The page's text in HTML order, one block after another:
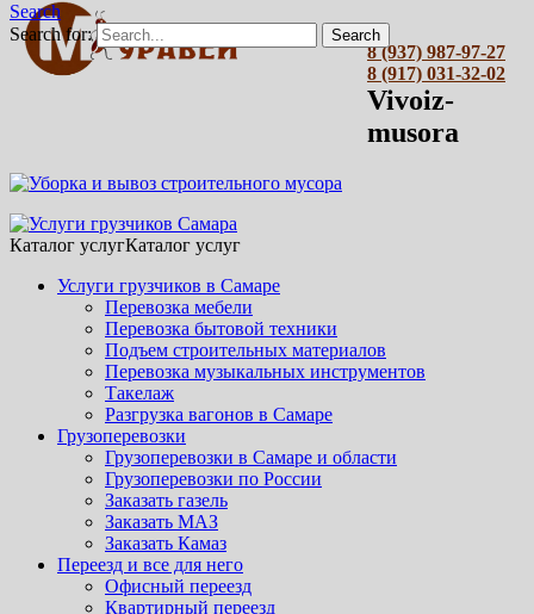
Search
Search for:
8 (937) 987-97-27
8 (917) 031-32-02
Vivoiz-
musora
Каталог услугКаталог услуг
Услуги грузчиков в Самаре
Перевозка мебели
Перевозка бытовой техники
Подъем строительных материалов
Перевозка музыкальных инструментов
Такелаж
Разгрузка вагонов в Самаре
Грузоперевозки
Грузоперевозки в Самаре и области
Грузоперевозки по России
Заказать газель
Заказать МАЗ
Заказать Камаз
Переезд и все для него
Офисный переезд
Квартирный переезд